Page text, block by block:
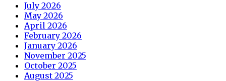
July 2026
May 2026
April 2026
February 2026
January 2026
November 2025
October 2025
August 2025